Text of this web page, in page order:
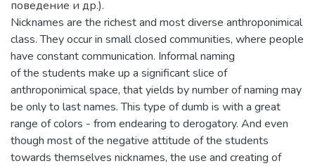
поведение и др.).
Nicknames are the richest and most diverse anthroponimical
class. They occur in small closed communities, where people
have constant communication. Informal naming
of the students make up a significant slice of
anthroponimical space, that yields by number of naming may
be only to last names. This type of dumb is with a great
range of colors - from endearing to derogatory. And even
though most of the negative attitude of the students
towards themselves nicknames, the use and creating of